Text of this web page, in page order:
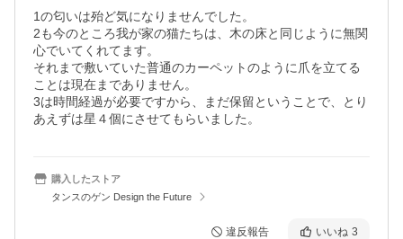
1の匂いは殆ど気になりませんでした。
2も今のところ我が家の猫たちは、木の床と同じように無関
心でいてくれてます。
それまで敷いていた普通のカーペットのように爪を立てる
ことは現在までありません。
3は時間経過が必要ですから、まだ保留ということで、とり
あえずは星４個にさせてもらいました。
購入したストア
タンスのゲン Design the Future
違反報告 いいね 3